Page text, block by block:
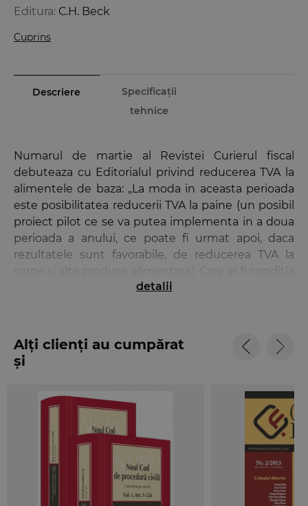
Editura: C.H. Beck
Cuprins
Descriere
Specificații
tehnice
Numarul de martie al Revistei Curierul fiscal
debuteaza cu Editorialul privind reducerea TVA la
alimentele de baza: „La moda in aceasta perioada
este posibilitatea reducerii TVA la paine (un posibil
proiect pilot ce se va putea implementa in a doua
perioada a anului, ce poate fi urmat apoi, daca
rezultatele sunt favorabile, de reducerea TVA la
carne si alte produse alimentare). Care ar fi conditia
(mai ales sub presiunea FMI) de a reusi acest
TVA de 24%. Se poate, dar cu o crestere foarte mare
a economiei fiscalizate si o diminuare consistenta a
evaziunii fiscale. Greu de crezul pe termen scurt.”
• legislatia fiscal-contabila nationala si europeana
publicata in Monitorul Oficial si in Jurnalul Oficial al
Uniunii Europene in perioada 1-24 martie 2013
• Agenda obligatiilor fiscale pe luna aprilie oferita
de Ernst & Young
In cadrul rubricii Young IFA Network Emilian
Miricescu (lector univ. dr., Departamentul de
detalii
Alți clienți au cumpărat
și